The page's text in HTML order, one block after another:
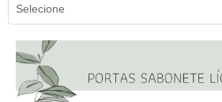
Selecione